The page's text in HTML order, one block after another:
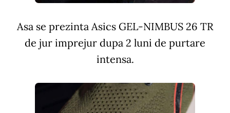
Asa se prezinta Asics GEL-NIMBUS 26 TR
de jur imprejur dupa 2 luni de purtare
intensa.